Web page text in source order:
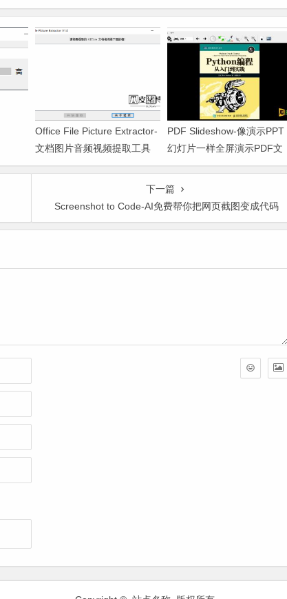
Office File Picture Extractor-
文档图片音频视频提取工具
PDF Slideshow-像演示PPT
幻灯片一样全屏演示PDF文
件
下一篇
Screenshot to Code-AI免费帮你把网页截图变成代码